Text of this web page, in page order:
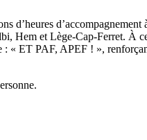
d’heures
Hem et Lège-Cap-Ferret. À
: « ET PAF, APEF ! »,